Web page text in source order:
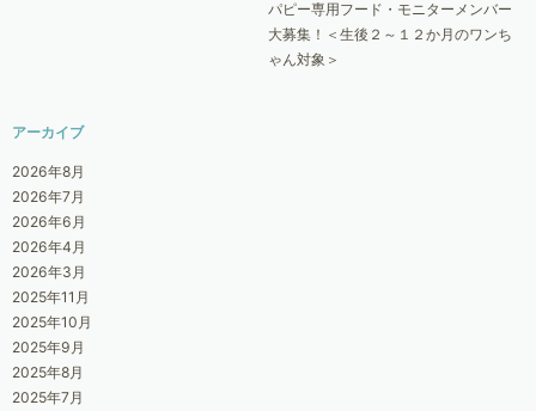
パピー専用フード・モニターメンバー
大募集！＜生後２～１２か月のワンち
ゃん対象＞
アーカイブ
2026年8月
2026年7月
2026年6月
2026年4月
2026年3月
2025年11月
2025年10月
2025年9月
2025年8月
2025年7月